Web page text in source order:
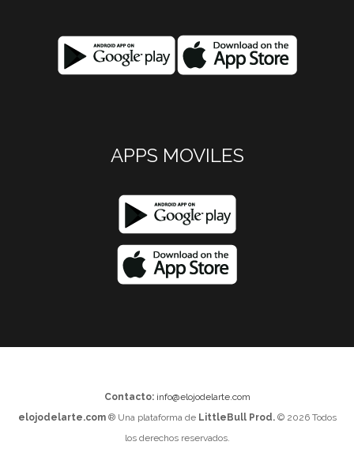
APPS MOVILES
Contacto: info@elojodelarte.com
elojodelarte.com® Una plataforma de LittleBull Prod.© 2026 Todos
los derechos reservados.